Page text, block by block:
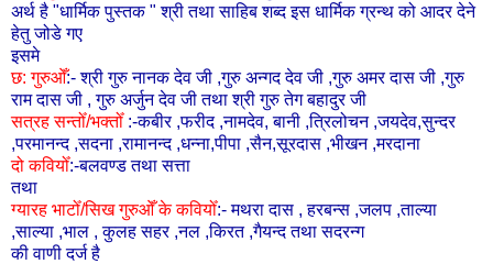
अर्थ है "धार्मिक पुस्तक " श्री तथा साहिब शब्द इस धार्मिक ग्रन्थ को आदर देने
हेतु जोडे गए
इसमे
छ: गुरुओँ:- श्री गुरु नानक देव जी ,गुरु अन्गद देव जी ,गुरु अमर दास जी ,गुरु
राम दास जी , गुरु अर्जुन देव जी तथा श्री गुरु तेग बहादुर जी
सत्रह सन्तोँ/भक्तोँ:-कबीर ,फरीद ,नामदेव, बानी ,त्रिलोचन ,जयदेव,सुन्दर
,परमानन्द ,सदना ,रामानन्द ,धन्ना,पीपा ,सैन,सूरदास ,भीखन ,मरदाना
दो कवियोँ:-बलवण्ड तथा सत्ता
तथा
ग्यारह भाटोँ/सिख गुरुओँ के कवियोँ:- मथरा दास , हरबन्स ,जलप ,ताल्या
,साल्या ,भाल , कुलह सहर ,नल ,किरत ,गैयन्द तथा सदरन्ग
की वाणी दर्ज है